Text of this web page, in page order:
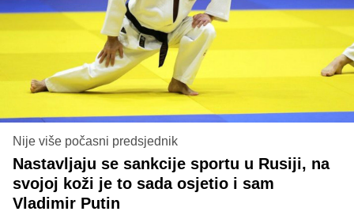
Nije više počasni predsjednik
Nastavljaju se sankcije sportu u Rusiji, na
svojoj koži je to sada osjetio i sam
Vladimir Putin